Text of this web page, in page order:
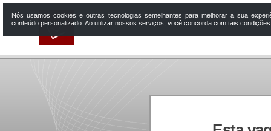
Nós usamos cookies e outras tecnologias semelhantes para melhorar a sua
conteúdo personalizado. Ao utilizar nossos serviços, você concorda com tais